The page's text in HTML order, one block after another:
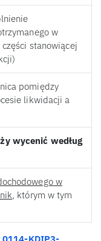
w
stanowiącej
pomiędzy
likwidacji a
wycenić według
w
, którym w tym